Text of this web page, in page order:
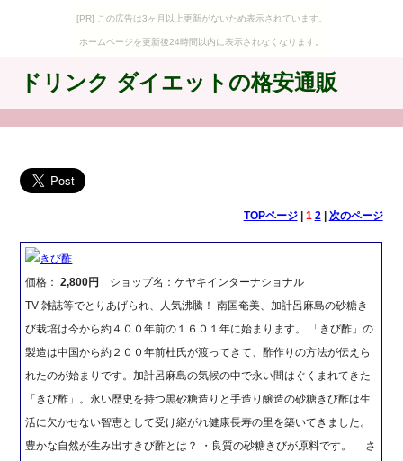
[PR] この広告は3ヶ月以上更新がないため表示されています。
ホームページを更新後24時間以内に表示されなくなります。
ドリンク ダイエットの格安通販
TOPページ| 1 2| 次のページ
きび酢
価格：2,800円
ショップ名：ケヤキインターナショナル
TV 雑誌等でとりあげられ、人気沸騰！ 南国奄美、加計呂麻島の砂糖き
び栽培は今から約４００年前の１６０１年に始まります。 「きび酢」の
製造は中国から約２００年前杜氏が渡ってきて、酢作りの方法が伝えら
れたのが始まりです。加計呂麻島の気候の中で永い間はぐくまれてきた
「きび酢」。永い歴史を持つ黒砂糖造りと手造り醸造の砂糖きび酢は生
活に欠かせない智恵として受け継がれ健康長寿の里を築いてきました。
豊かな自然が生み出すきび酢とは？ ・良質の砂糖きびが原料です。 さ